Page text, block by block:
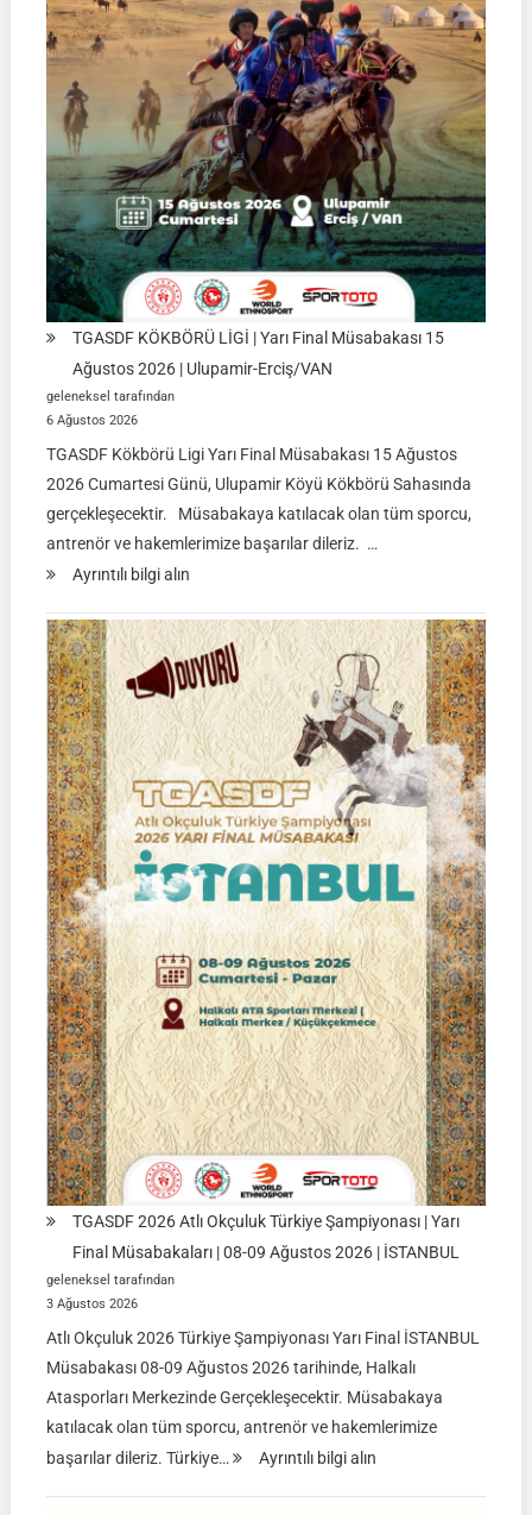
TGASDF KÖKBÖRÜ LİGİ | Yarı Final Müsabakası 15
Ağustos 2026 | Ulupamir-Erciş/VAN
geleneksel tarafından
6 Ağustos 2026
TGASDF Kökbörü Ligi Yarı Final Müsabakası 15 Ağustos
2026 Cumartesi Günü, Ulupamir Köyü Kökbörü Sahasında
gerçekleşecektir. Müsabakaya katılacak olan tüm sporcu,
antrenör ve hakemlerimize başarılar dileriz. …
Ayrıntılı bilgi alın:
KÖKBÖRÜ
LİGİ
|
Yarı
Final
Müsabakası
15
Ağustos
2026
|
Ulupamir-
Erciş/VAN
TGASDF 2026 Atlı Okçuluk Türkiye Şampiyonası | Yarı
Final Müsabakaları | 08-09 Ağustos 2026 | İSTANBUL
geleneksel tarafından
3 Ağustos 2026
Atlı Okçuluk 2026 Türkiye Şampiyonası Yarı Final İSTANBUL
Müsabakası 08-09 Ağustos 2026 tarihinde, Halkalı
Atasporları Merkezinde Gerçekleşecektir. Müsabakaya
katılacak olan tüm sporcu, antrenör ve hakemlerimize
başarılar dileriz. Türkiye…
Ayrıntılı bilgi alın: